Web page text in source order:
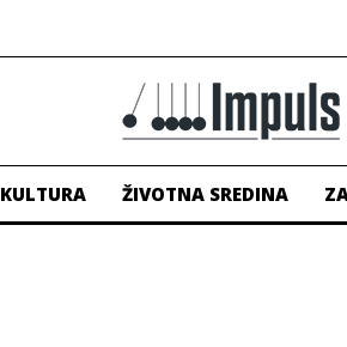
KULTURA ŽIVOTNA SREDINA